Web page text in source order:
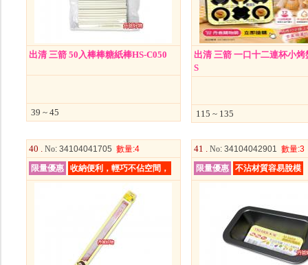
出清 三箭 50入棒棒糖紙棒HS-C050
39 ~ 45
出清 三箭 一口十二連杯小烤
S
115 ~ 135
40 . No: 34104041705 數量:4
限量優惠
收納便利，輕巧不佔空間，
41 . No: 34104042901 數量:3
限量優惠
不沾材質容易脫模